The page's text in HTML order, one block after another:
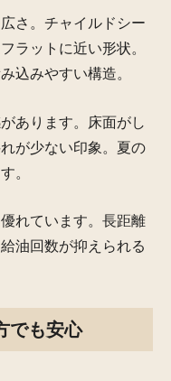
さ。チャイルドシー
ラットに近い形状。
込みやすい構造。
あります。床面がし
が少ない印象。夏の
。
れています。長距離
油回数が抑えられる
でも安心